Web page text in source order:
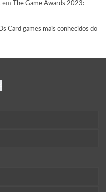
em
The Game Awards 2023:
Card games mais conhecidos do